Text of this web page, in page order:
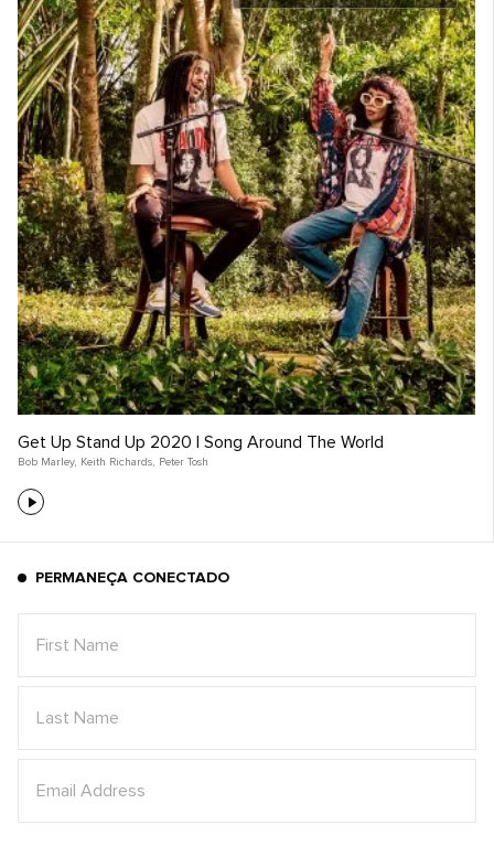
Get Up Stand Up 2020 | Song Around The World
Bob Marley, Keith Richards, Peter Tosh
PERMANEÇA CONECTADO